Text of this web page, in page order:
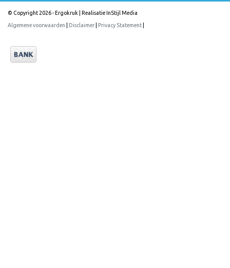
© Copyright 2026 - Ergokruk | Realisatie InStijl Media
Algemene voorwaarden
Disclaimer Privacy Statement